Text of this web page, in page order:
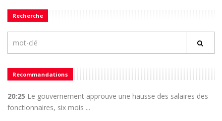
Recherche
Recommandations
20:25 Le gouvernement approuve une hausse des salaires des
fonctionnaires, six mois ...